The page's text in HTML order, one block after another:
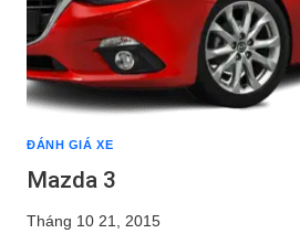
CHO
ĐÁNH GIÁ XE
Mazda 3
Tháng 10 21, 2015